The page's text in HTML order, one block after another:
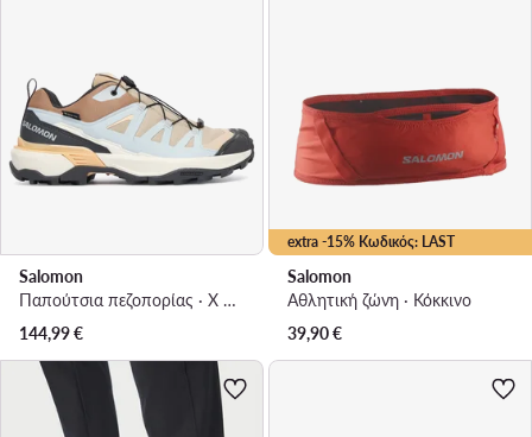
Salomon
Παπούτσια πεζοπορίας · X Ultra 360 GORE-TEX L45395300 · Έγχρωμο
144,99€
extra -15% Κωδικός: LAST
Salomon
Αθλητική ζώνη · Κόκκινο
39,90€